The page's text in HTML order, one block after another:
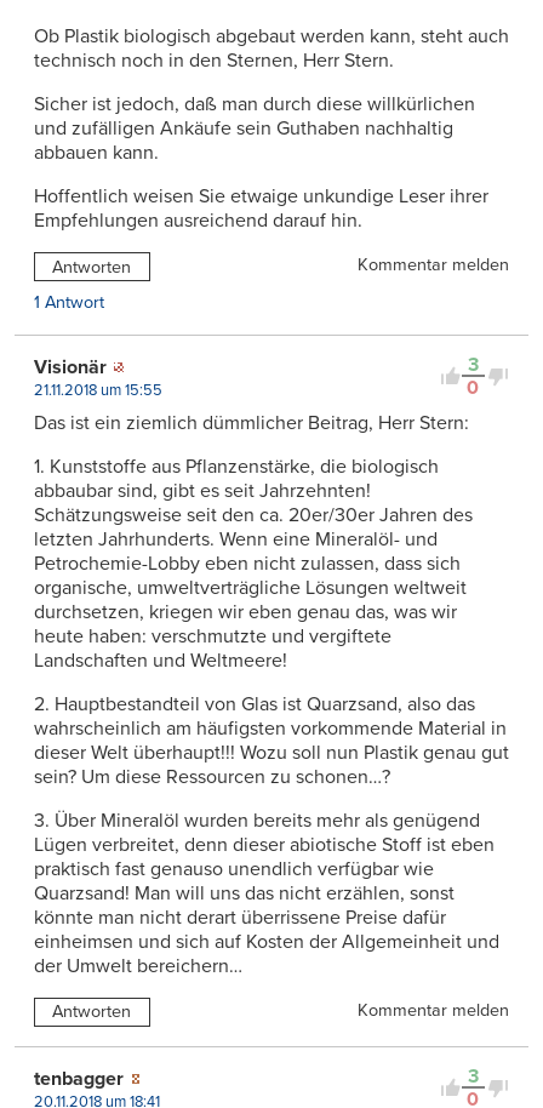
Ob Plastik biologisch abgebaut werden kann, steht auch
technisch noch in den Sternen, Herr Stern.
Sicher ist jedoch, daß man durch diese willkürlichen
und zufälligen Ankäufe sein Guthaben nachhaltig
abbauen kann.
Hoffentlich weisen Sie etwaige unkundige Leser ihrer
Empfehlungen ausreichend darauf hin.
Antworten
Kommentar melden
1 Antwort
3
0
Visionär
21.11.2018 um 15:55
Das ist ein ziemlich dümmlicher Beitrag, Herr Stern:
1. Kunststoffe aus Pflanzenstärke, die biologisch
abbaubar sind, gibt es seit Jahrzehnten!
Schätzungsweise seit den ca. 20er/30er Jahren des
letzten Jahrhunderts. Wenn eine Mineralöl- und
Petrochemie-Lobby eben nicht zulassen, dass sich
organische, umweltverträgliche Lösungen weltweit
durchsetzen, kriegen wir eben genau das, was wir
heute haben: verschmutzte und vergiftete
Landschaften und Weltmeere!
2. Hauptbestandteil von Glas ist Quarzsand, also das
wahrscheinlich am häufigsten vorkommende Material in
dieser Welt überhaupt!!! Wozu soll nun Plastik genau gut
sein? Um diese Ressourcen zu schonen…?
3. Über Mineralöl wurden bereits mehr als genügend
Lügen verbreitet, denn dieser abiotische Stoff ist eben
praktisch fast genauso unendlich verfügbar wie
Quarzsand! Man will uns das nicht erzählen, sonst
könnte man nicht derart überrissene Preise dafür
einheimsen und sich auf Kosten der Allgemeinheit und
der Umwelt bereichern…
Antworten Kommentar melden
3
0
tenbagger
20.11.2018 um 18:41